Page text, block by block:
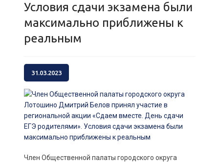
Условия сдачи экзамена были
максимально приближены к
реальным
31.03.2023
Член Общественной палаты городского округа